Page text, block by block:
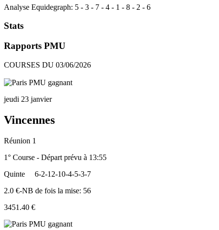
Analyse Equidegraph: 5 - 3 - 7 - 4 - 1 - 8 - 2 - 6
Stats
Rapports PMU
COURSES DU 03/06/2026
jeudi 23 janvier
Vincennes
Réunion 1
1° Course - Départ prévu à 13:55
Quinte
6-2-12-10-4-5-3-7
2.0 €-NB de fois la mise: 56
3451.40 €